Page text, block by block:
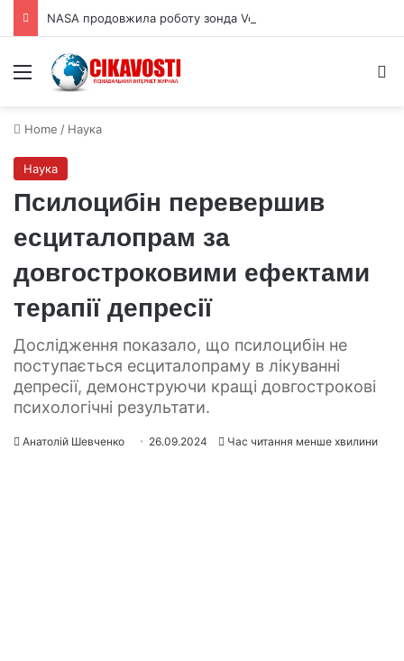
Menu
Home / Наука
Наука
Псилоцибін перевершив
есциталопрам за
довгостроковими ефектами
терапії депресії
Дослідження показало, що псилоцибін не
поступається есциталопраму в лікуванні
депресії, демонструючи кращі довгострокові
психологічні результати.
Анатолій Шевченко 26.09.2024 Час читання менше хвилини